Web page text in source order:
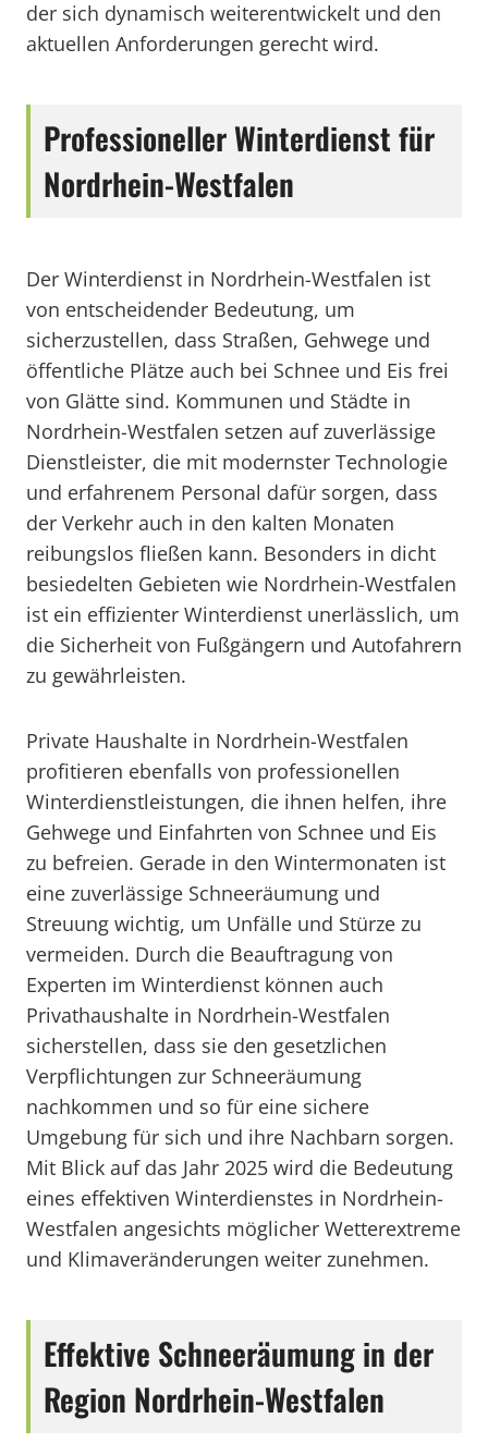
der sich dynamisch weiterentwickelt und den
aktuellen Anforderungen gerecht wird.
Professioneller Winterdienst für
Nordrhein-Westfalen
Der Winterdienst in Nordrhein-Westfalen ist
von entscheidender Bedeutung, um
sicherzustellen, dass Straßen, Gehwege und
öffentliche Plätze auch bei Schnee und Eis frei
von Glätte sind. Kommunen und Städte in
Nordrhein-Westfalen setzen auf zuverlässige
Dienstleister, die mit modernster Technologie
und erfahrenem Personal dafür sorgen, dass
der Verkehr auch in den kalten Monaten
reibungslos fließen kann. Besonders in dicht
besiedelten Gebieten wie Nordrhein-Westfalen
ist ein effizienter Winterdienst unerlässlich, um
die Sicherheit von Fußgängern und Autofahrern
zu gewährleisten.
Private Haushalte in Nordrhein-Westfalen
profitieren ebenfalls von professionellen
Winterdienstleistungen, die ihnen helfen, ihre
Gehwege und Einfahrten von Schnee und Eis
zu befreien. Gerade in den Wintermonaten ist
eine zuverlässige Schneeräumung und
Streuung wichtig, um Unfälle und Stürze zu
vermeiden. Durch die Beauftragung von
Experten im Winterdienst können auch
Privathaushalte in Nordrhein-Westfalen
sicherstellen, dass sie den gesetzlichen
Verpflichtungen zur Schneeräumung
nachkommen und so für eine sichere
Umgebung für sich und ihre Nachbarn sorgen.
Mit Blick auf das Jahr 2025 wird die Bedeutung
eines effektiven Winterdienstes in Nordrhein-
Westfalen angesichts möglicher Wetterextreme
und Klimaveränderungen weiter zunehmen.
Effektive Schneeräumung in der
Region Nordrhein-Westfalen